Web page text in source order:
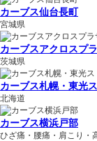
カーブス仙台長町
宮城県
カーブスアクロスプ
茨城県
カーブス札幌・東光
北海道
カーブス横浜戸部
ひざ痛・腰痛・肩こり・